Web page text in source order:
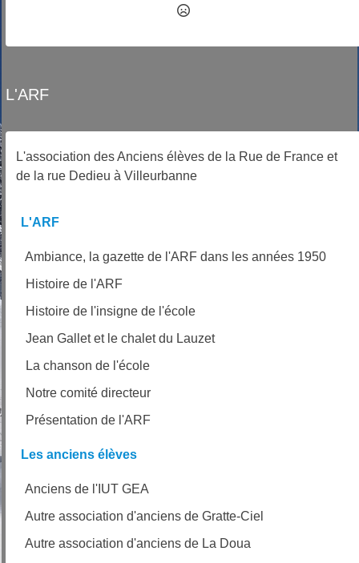
L'ARF
L'association des Anciens élèves de la Rue de France et
de la rue Dedieu à Villeurbanne
L'ARF
Ambiance, la gazette de l'ARF dans les années 1950
Histoire de l'ARF
Histoire de l'insigne de l'école
Jean Gallet et le chalet du Lauzet
La chanson de l'école
Notre comité directeur
Présentation de l'ARF
Les anciens élèves
Anciens de l'IUT GEA
Autre association d'anciens de Gratte-Ciel
Autre association d'anciens de La Doua